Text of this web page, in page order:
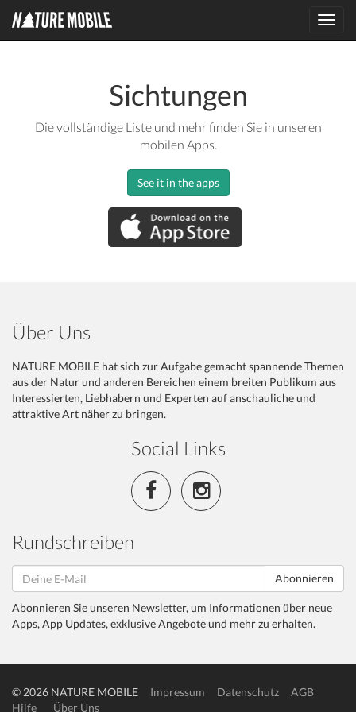
Sichtungen
Die vollständige Liste und mehr finden Sie in unseren
mobilen Apps.
See it in the apps
Über Uns
NATURE MOBILE hat sich zur Aufgabe gemacht spannende Themen
aus der Natur und anderen Bereichen einem breiten Publikum aus
Interessierten, Liebhabern und Experten auf anschauliche und
attraktive Art näher zu bringen.
Social Links
Rundschreiben
Abonnieren
Abonnieren Sie unseren Newsletter, um Informationen über neue
Apps, App Updates, exklusive Angebote und mehr zu erhalten.
© 2026 NATURE MOBILE Impressum Datenschutz
AGB
Hilfe
Über Uns